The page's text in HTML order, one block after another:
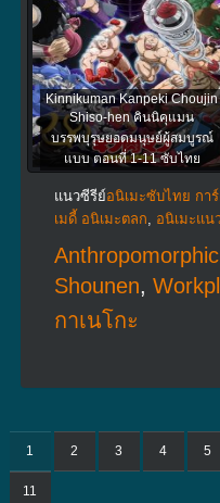
Kinnikuman Kanpeki Chоujin
Shiso-hen คินนิคุแมน
บรรพบุรุษยอดมนุษย์ผู้สมบูรณ์
แบบ ตอนที่ 1-11 ซับไทย
แนวซีรีย์อนิเมะซับไทย กา
เมดี้ อนิเมะตลก, อนิเมะแน
Anthropomorphic
Shounen,
กาเนโกะ
1 2 3 4 5
11